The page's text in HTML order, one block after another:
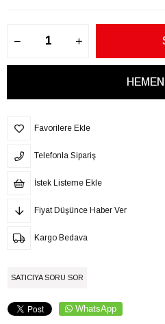
Favorilere Ekle
Telefonla Sipariş
İstek Listeme Ekle
Fiyat Düşünce Haber Ver
Kargo Bedava
SATICIYA SORU SOR
WhatsApp